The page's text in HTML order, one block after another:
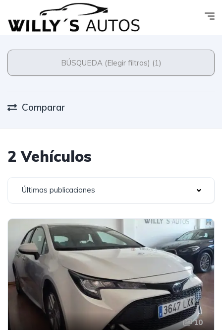
BÚSQUEDA (Elegir filtros) (1)
Comparar
2 Vehículos
Últimas publicaciones
10